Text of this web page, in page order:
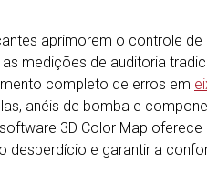
aprimorem o controle
medições de auditoria
completo de erros em
anéis de bomba e
3D Color Map
e garantir a